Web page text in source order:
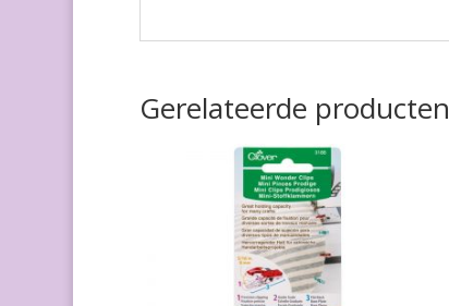
Gerelateerde producten